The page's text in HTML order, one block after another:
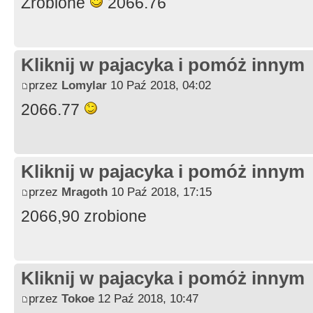
Kliknij w pajacyka i pomóż innym
przez Lomylar 10 Paź 2018, 04:02
2066.77
Kliknij w pajacyka i pomóż innym
przez Mragoth 10 Paź 2018, 17:15
2066,90 zrobione
Kliknij w pajacyka i pomóż innym
przez Tokoe 12 Paź 2018, 10:47